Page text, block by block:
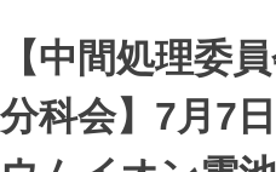
【中間処理委
分科会】7月7